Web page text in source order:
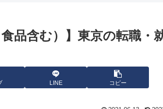
品含む）】東京の転職・
LINE コピー